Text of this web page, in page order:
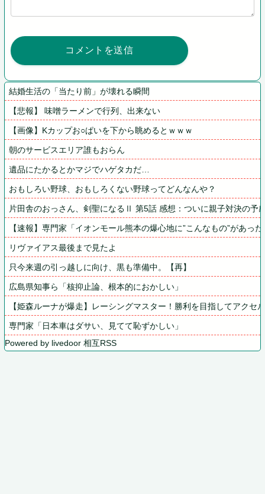
結婚生活の「当たり前」が壊れる瞬間
【悲報】 味噌ラーメンで行列、出来ない
【画像】Kカップお○ぱいを下から眺めるとｗｗｗ
朝のサービスエリア誰もおらん
遺品にたかるとかマジでハゲタカだ…
おもしろい野球、おもしろくない野球ってどんなんや？
片田舎のおっさん、剣聖になるⅡ 第5話 感想：ついに親子対決の予
【速報】専門家「イオンモール熊本の爆心地に”こんなもの”があっ
リヴァイアス最後まで見たよ
只今来週の引っ越しに向け、黒も準備中。【再】
広島県知事ら「核抑止論、根本的におかしい」
【姫森ルーナが爆走】レーシングマスター！勝利を目指してアクセ
専門家「日本車はダサい、見てて恥ずかしい」
Powered by livedoor 相互RSS